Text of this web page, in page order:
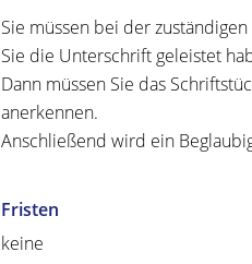
Sie müssen bei der
Sie die Unterschrift geleistet
Dann müssen Sie das
anerkennen.
Anschließend wird ein
Fristen
keine